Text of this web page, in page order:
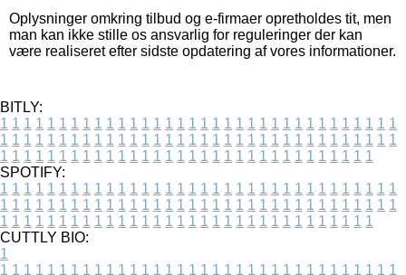
Oplysninger omkring tilbud og e-firmaer opretholdes tit, men
man kan ikke stille os ansvarlig for reguleringer der kan
være realiseret efter sidste opdatering af vores informationer.
BITLY:
1 1 1 1 1 1 1 1 1 1 1 1 1 1 1 1 1 1 1 1 1 1 1 1 1 1 1 1 1 1 1 1 1 1
1 1 1 1 1 1 1 1 1 1 1 1 1 1 1 1 1 1 1 1 1 1 1 1 1 1 1 1 1 1 1 1 1 1
1 1 1 1 1 1 1 1 1 1 1 1 1 1 1 1 1 1 1 1 1 1 1 1 1 1 1 1 1 1 1 1
SPOTIFY:
1 1 1 1 1 1 1 1 1 1 1 1 1 1 1 1 1 1 1 1 1 1 1 1 1 1 1 1 1 1 1 1 1 1
1 1 1 1 1 1 1 1 1 1 1 1 1 1 1 1 1 1 1 1 1 1 1 1 1 1 1 1 1 1 1 1 1 1
1 1 1 1 1 1 1 1 1 1 1 1 1 1 1 1 1 1 1 1 1 1 1 1 1 1 1 1 1 1 1 1
CUTTLY BIO:
1
1 1 1 1 1 1 1 1 1 1 1 1 1 1 1 1 1 1 1 1 1 1 1 1 1 1 1 1 1 1 1 1 1 1